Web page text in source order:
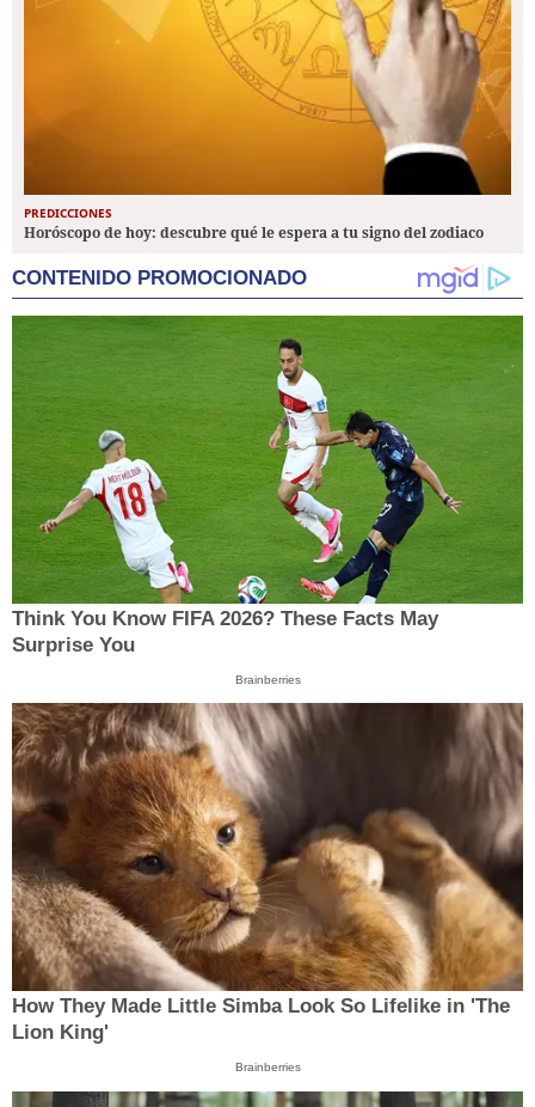
PREDICCIONES
Horóscopo de hoy: descubre qué le espera a tu signo del zodiaco
CONTENIDO PROMOCIONADO
Think You Know FIFA 2026? These Facts May
Surprise You
Brainberries
How They Made Little Simba Look So Lifelike in 'The
Lion King'
Brainberries